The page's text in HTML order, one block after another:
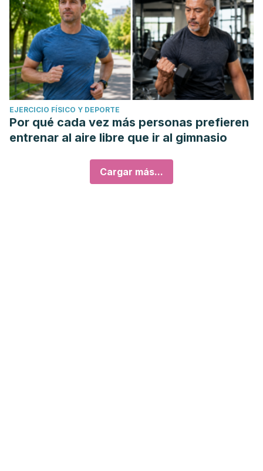
EJERCICIO FÍSICO Y DEPORTE
Por qué cada vez más personas prefieren
entrenar al aire libre que ir al gimnasio
Cargar más...